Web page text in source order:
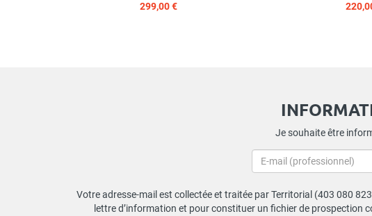
299,00 €
Je souhaite être
Votre adresse-mail est collectée et traitée par Territorial (403 080
lettre d’information et pour constituer un fichier de prospection